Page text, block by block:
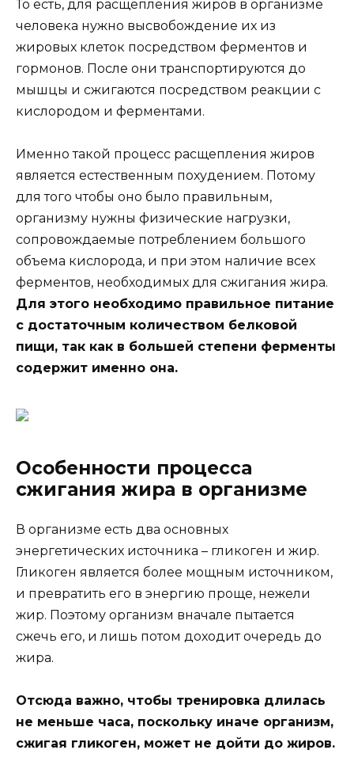
То есть, для расщепления жиров в организме
человека нужно высвобождение их из
жировых клеток посредством ферментов и
гормонов. После они транспортируются до
мышцы и сжигаются посредством реакции с
кислородом и ферментами.
Именно такой процесс расщепления жиров
является естественным похудением. Потому
для того чтобы оно было правильным,
организму нужны физические нагрузки,
сопровождаемые потреблением большого
объема кислорода, и при этом наличие всех
ферментов, необходимых для сжигания жира.
Для этого необходимо правильное питание
с достаточным количеством белковой
пищи, так как в большей степени ферменты
содержит именно она.
Особенности процесса
сжигания жира в организме
В организме есть два основных
энергетических источника – гликоген и жир.
Гликоген является более мощным источником,
и превратить его в энергию проще, нежели
жир. Поэтому организм вначале пытается
сжечь его, и лишь потом доходит очередь до
жира.
Отсюда важно, чтобы тренировка длилась
не меньше часа, поскольку иначе организм,
сжигая гликоген, может не дойти до жиров.